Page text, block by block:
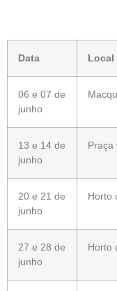
Data Local
06 e 07 de
junho
13 e 14 de
junho
Praça
20 e 21 de
junho
Horto
27 e 28 de
junho
Horto